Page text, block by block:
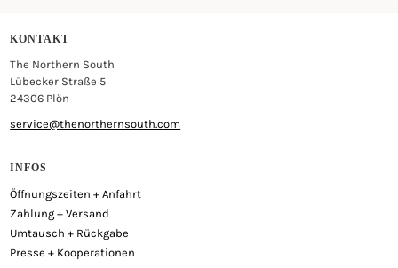
KONTAKT
The Northern South
Lübecker Straße 5
24306 Plön
service@thenorthernsouth.com
INFOS
Öffnungszeiten + Anfahrt
Zahlung + Versand
Umtausch + Rückgabe
Presse + Kooperationen